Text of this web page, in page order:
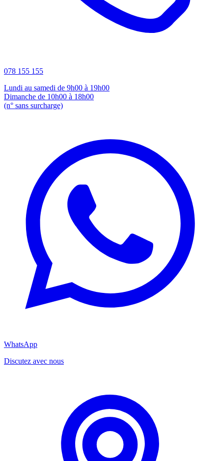
078 155 155
Lundi au samedi de 9h00 à 19h00
Dimanche de 10h00 à 18h00
(n° sans surcharge)
WhatsApp
Discutez avec nous